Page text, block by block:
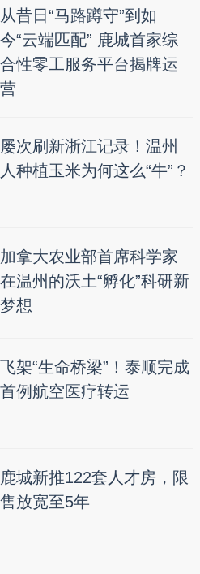
从昔日“马路蹲守”到如
今“云端匹配” 鹿城首家综
合性零工服务平台揭牌运
营
屡次刷新浙江记录！温州
人种植玉米为何这么“牛”？
加拿大农业部首席科学家
在温州的沃土“孵化”科研新
梦想
飞架“生命桥梁”！泰顺完成
首例航空医疗转运
鹿城新推122套人才房，限
售放宽至5年